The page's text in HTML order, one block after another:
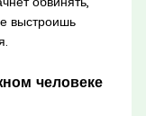
выстроишь
человеке